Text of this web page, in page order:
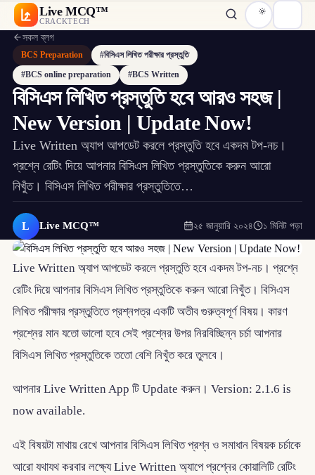
Live MCQ™
CRACKTECH
সকল ব্লগ
BCS Preparation #বিসিএস লিখিত পরীক্ষার প্রস্তুতি
#BCS online preparation #BCS Written
বিসিএস লিখিত প্রস্তুতি হবে আরও সহজ |
New Version | Update Now!
Live Written অ্যাপ আপডেট করলে প্রস্তুতি হবে একদম টপ-নচ।
প্রশ্নে রেটিং দিয়ে আপনার বিসিএস লিখিত প্রস্তুতিকে করুন আরো
নিখুঁত। বিসিএস লিখিত পরীক্ষার প্রস্তুতিতে…
L Live MCQ™ ২৫ জানুয়ারি ২০২৪ ১ মিনিট পড়া
Live Written অ্যাপ আপডেট করলে প্রস্তুতি হবে একদম টপ-নচ। প্রশ্নে
রেটিং দিয়ে আপনার বিসিএস লিখিত প্রস্তুতিকে করুন আরো নিখুঁত। বিসিএস
লিখিত পরীক্ষার প্রস্তুতিতে প্রশ্নপত্র একটি অতীব গুরুত্বপূর্ণ বিষয়। কারণ
প্রশ্নের মান যতো ভালো হবে সেই প্রশ্নের উপর নিরবিচ্ছিন্ন চর্চা আপনার
বিসিএস লিখিত প্রস্তুতিকে ততো বেশি নিখুঁত করে তুলবে।
আপনার Live Written App টি Update করুন। Version: 2.1.6 is
now available.
এই বিষয়টা মাথায় রেখে আপনার বিসিএস লিখিত প্রশ্ন ও সমাধান বিষয়ক চর্চাকে
আরো যথাযথ করবার লক্ষ্যে Live Written অ্যাপে প্রশ্নের কোয়ালিটি রেটিং